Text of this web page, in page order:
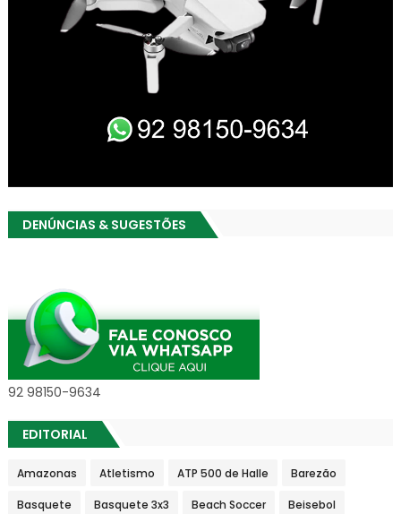
DENÚNCIAS & SUGESTÕES
92 98150-9634
EDITORIAL
Amazonas Atletismo ATP 500 de Halle Barezão
Basquete Basquete 3x3 Beach Soccer Beisebol